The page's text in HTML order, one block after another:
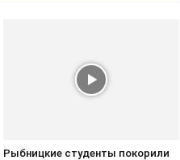
Рыбницкие студенты покорили